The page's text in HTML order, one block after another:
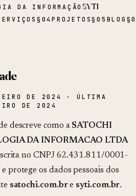
DA INFORMAÇÃOSYTI
§ 04PROJETOS§05 BLOG §
DE 2024
· ÚLTIMA
DE 2024
descreve como a SATOCHI
DA INFORMACAO LTDA
no CNPJ 62.431.811/0001-
protege os dados pessoais dos
satochi.com.br e syti.com.br.